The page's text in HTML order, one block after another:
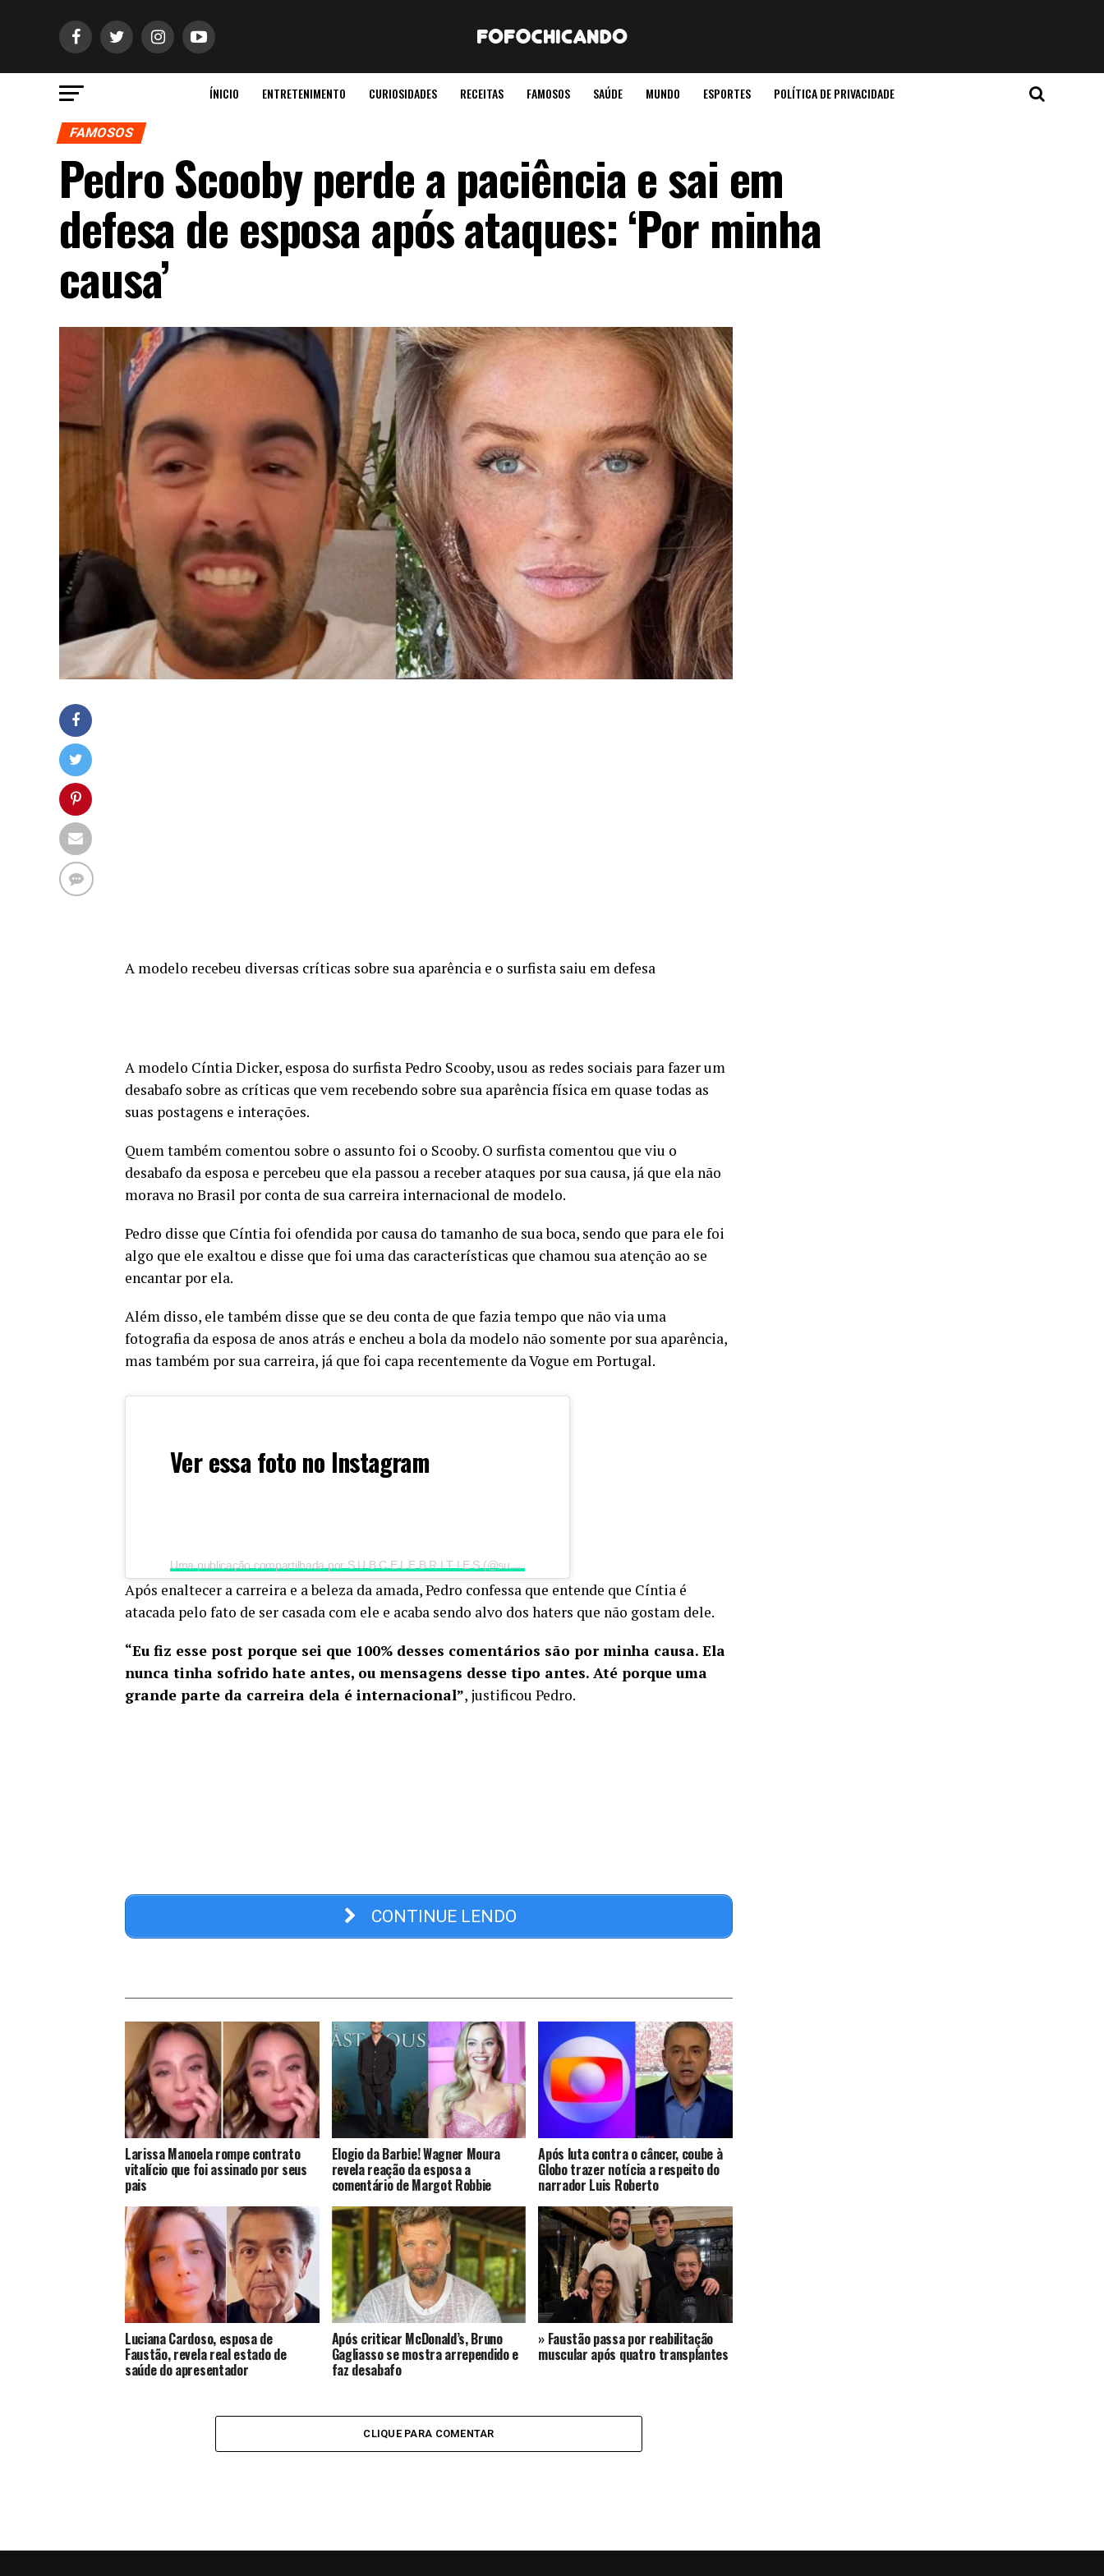
ÍNICIO ENTRETENIMENTO CURIOSIDADES RECEITAS FAMOSOS SAÚDE MUNDO ESPORTES POLÍTICA DE PRIVACIDADE
FAMOSOS
Pedro Scooby perde a paciência e sai em
defesa de esposa após ataques: ‘Por minha
causa’
A modelo recebeu diversas críticas sobre sua aparência e o surfista saiu em defesa
A modelo Cíntia Dicker, esposa do surfista Pedro Scooby, usou as redes sociais para fazer um
desabafo sobre as críticas que vem recebendo sobre sua aparência física em quase todas as
suas postagens e interações.
Quem também comentou sobre o assunto foi o Scooby. O surfista comentou que viu o
desabafo da esposa e percebeu que ela passou a receber ataques por sua causa, já que ela não
morava no Brasil por conta de sua carreira internacional de modelo.
Pedro disse que Cíntia foi ofendida por causa do tamanho de sua boca, sendo que para ele foi
algo que ele exaltou e disse que foi uma das características que chamou sua atenção ao se
encantar por ela.
Além disso, ele também disse que se deu conta de que fazia tempo que não via uma
fotografia da esposa de anos atrás e encheu a bola da modelo não somente por sua aparência,
mas também por sua carreira, já que foi capa recentemente da Vogue em Portugal.
Ver essa foto no Instagram
Uma publicação compartilhada por S U B C E L E B R I T I E S (@subcelebrities)
Após enaltecer a carreira e a beleza da amada, Pedro confessa que entende que Cíntia é
atacada pelo fato de ser casada com ele e acaba sendo alvo dos haters que não gostam dele.
“Eu fiz esse post porque sei que 100% desses comentários são por minha causa. Ela
nunca tinha sofrido hate antes, ou mensagens desse tipo antes. Até porque uma
grande parte da carreira dela é internacional”, justificou Pedro.
CONTINUE LENDO
Larissa Manoela rompe contrato
vitalício que foi assinado por seus
pais
Elogio da Barbie! Wagner Moura
revela reação da esposa a
comentário de Margot Robbie
Após luta contra o câncer, coube à
Globo trazer notícia a respeito do
narrador Luis Roberto
Luciana Cardoso, esposa de
Faustão, revela real estado de
saúde do apresentador
Após criticar McDonald’s, Bruno
Gagliasso se mostra arrependido e
faz desabafo
» Faustão passa por reabilitação
muscular após quatro transplantes
CLIQUE PARA COMENTAR